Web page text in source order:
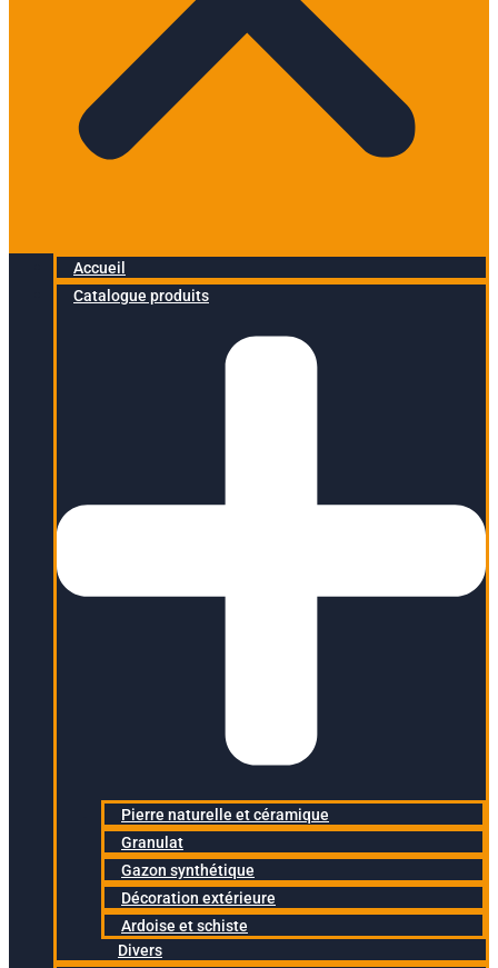
Accueil
Catalogue produits
Pierre naturelle et céramique
Granulat
Gazon synthétique
Décoration extérieure
Ardoise et schiste
Divers